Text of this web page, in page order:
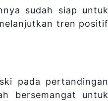
sudah siap untuk
tren positif
pada pertandingan
bersemangat untuk